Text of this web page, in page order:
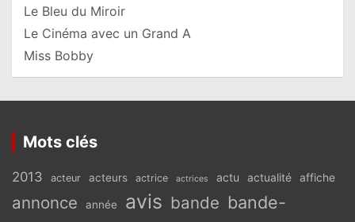
Le Bleu du Miroir
Le Cinéma avec un Grand A
Miss Bobby
Mots clés
2013 acteur acteurs actrice actrices actu actualité affiche
annonce année avis bande bande-